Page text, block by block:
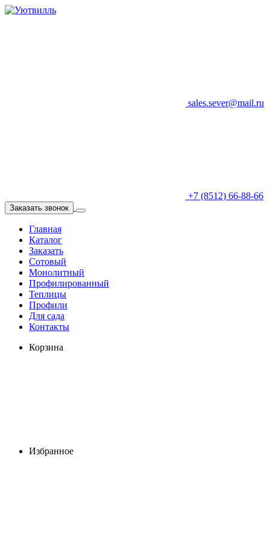
sales.sever@mail.ru
+7 (8512) 66-88-66
Заказать звонок
Главная
Каталог
Заказать
Сотовый
Монолитный
Профилированный
Теплицы
Профили
Для сада
Контакты
Корзина
Избранное